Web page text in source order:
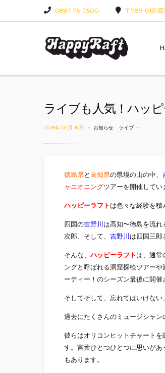
0887-75-0500 〒789-0157高
ライブも人気！ハッピ
2018年 07月 10日 お知らせ - ライブ
徳島県と 高知県の県境の山の中、
ャニオニングツアーを開催してい
ハッピーラフト は色々な経験を
四国の吉野川 は高知〜徳島を流
次郎、そして、 吉野川 は四国三郎
そんな、 ハッピーラフト は、通常
ングと呼ばれる洞窟探検ツアーや
ーティー！のシーズン最後に開催
そしてそして、忘れてはいけな
過去にたくさんのミュージシャン
彼らはオリコンヒットチャート
す。言葉ひとつひとつに思いが
もあります。